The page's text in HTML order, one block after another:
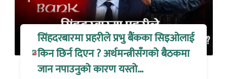
सिंहदरबारमा प्रहरीले प्रभु बैंकका सिइओलाई
किन छिर्न दिएन ? अर्थमन्त्रीसँगको बैठकमा
जान नपाउनुको कारण यस्तो…